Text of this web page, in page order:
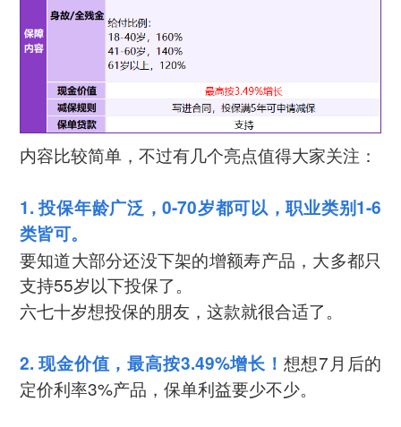
内容比较简单，不过有几个亮点值得大家关注：
1. 投保年龄广泛，0-70岁都可以，职业类别1-6
类皆可。
要知道大部分还没下架的增额寿产品，大多都只
支持55岁以下投保了。
六七十岁想投保的朋友，这款就很合适了。
2. 现金价值，最高按3.49%增长！ 想想7月后的
定价利率3%产品，保单利益要少不少。